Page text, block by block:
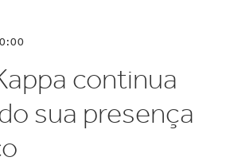
continua
sua presença